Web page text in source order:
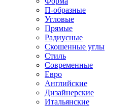
П-образные
Угловые
Прямые
Радиусные
Скошенные углы
Стиль
Современные
Евро
Английские
Дизайнерские
Итальянские